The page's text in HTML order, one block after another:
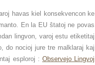
havas kiel konsekvencon ke
En la EU ŝtatoj ne povas
lingvon, varoj estu etiketitaj
do nocioj jure tre malklaraj kaj
esploroj : Observejo Lingvoj